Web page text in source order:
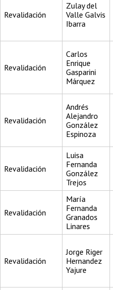
Revalidación
Zulay del
Valle Galvis
Ibarra
Revalidación
Carlos
Enrique
Gasparini
Márquez
Revalidación
Andrés
Alejandro
González
Espinoza
Revalidación
Luisa
Fernanda
González
Trejos
Revalidación
María
Fernanda
Granados
Linares
Revalidación
Jorge Riger
Hernandez
Yajure